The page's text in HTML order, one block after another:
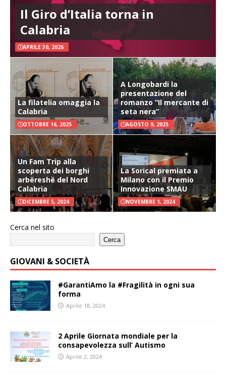
Il Giro d’Italia torna in
Calabria
APRILE 30, 2026
La filatelia omaggia la
Calabria
OTTOBRE 16, 2025
A Longobardi la
presentazione del
romanzo “Il mercante di
seta nera”
AGOSTO 9, 2025
Un Fam Trip alla
scoperta dei borghi
arbëreshë del Nord
Calabria
DICEMBRE 5, 2024
La Sorical premiata a
Milano con il Premio
Innovazione SMAU
NOVEMBRE 1, 2024
Cerca nel sito
Cerca
GIOVANI & SOCIETÀ
#GarantiAmo la #Fragilità in ogni sua
forma
Aprile 18, 2024
2 Aprile Giornata mondiale per la
consapevolezza sull’ Autismo
Aprile 2, 2024